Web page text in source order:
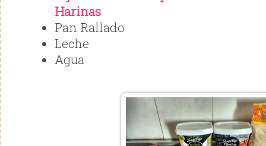
Harinas
Pan Rallado
Leche
Agua